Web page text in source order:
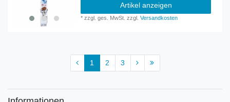
Artikel anzeigen
*zzgl. ges. MwSt. zzgl.Versandkosten
1 2 3